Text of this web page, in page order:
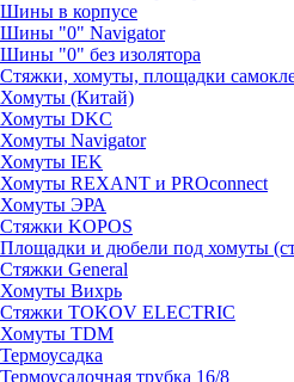
Шины в корпусе
Шины "0" Navigator
Шины "0" без изолятора
Стяжки, хомуты, площадки
Хомуты (Китай)
Хомуты DKC
Хомуты Navigator
Хомуты IEK
Хомуты REXANT и PROconnect
Хомуты ЭРА
Стяжки KOPOS
Площадки и дюбели под хомуты
Стяжки General
Хомуты Вихрь
Стяжки TOKOV ELECTRIC
Хомуты TDM
Термоусадка
Термоусадочная трубка 16/8